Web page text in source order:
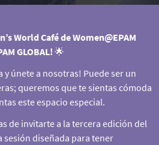
World Café de Women@EPAM
GLOBAL! 🌟
y únete a nosotras! Puede ser un
queremos que te sientas cómoda
este espacio especial.
de invitarte a la tercera edición del
sesión diseñada para tener